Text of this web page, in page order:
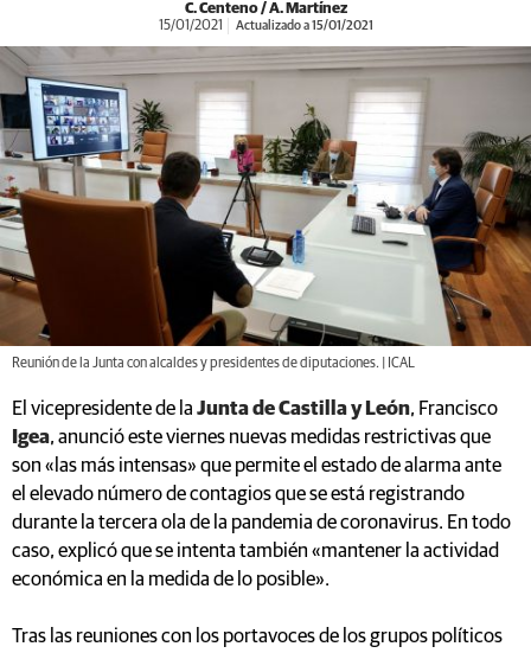
C. Centeno / A. Martínez
15/01/2021 Actualizado a 15/01/2021
Reunión de la Junta con alcaldes y presidentes de diputaciones. | ICAL
El vicepresidente de la Junta de Castilla y León, Francisco
Igea, anunció este viernes nuevas medidas restrictivas que
son «las más intensas» que permite el estado de alarma ante
el elevado número de contagios que se está registrando
durante la tercera ola de la pandemia de coronavirus. En todo
caso, explicó que se intenta también «mantener la actividad
económica en la medida de lo posible».
Tras las reuniones con los portavoces de los grupos políticos